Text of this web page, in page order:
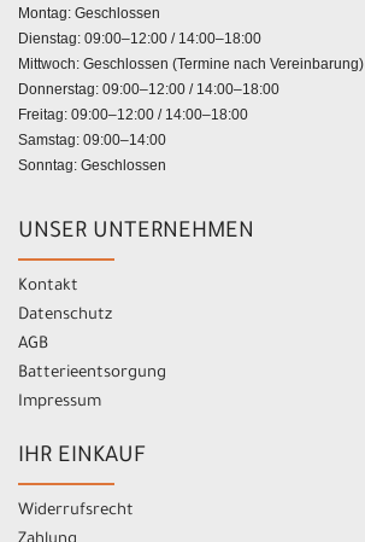
Montag: Geschlossen
Dienstag: 09:00–12:00 / 14:00–18:00
Mittwoch: Geschlossen (Termine nach Vereinbarung)
Donnerstag: 09:00–12:00 / 14:00–18:00
Freitag: 09:00–12:00 / 14:00–18:00
Samstag: 09:00–14:00
Sonntag: Geschlossen
UNSER UNTERNEHMEN
Kontakt
Datenschutz
AGB
Batterieentsorgung
Impressum
IHR EINKAUF
Widerrufsrecht